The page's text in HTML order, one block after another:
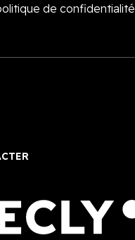
de confidentialité